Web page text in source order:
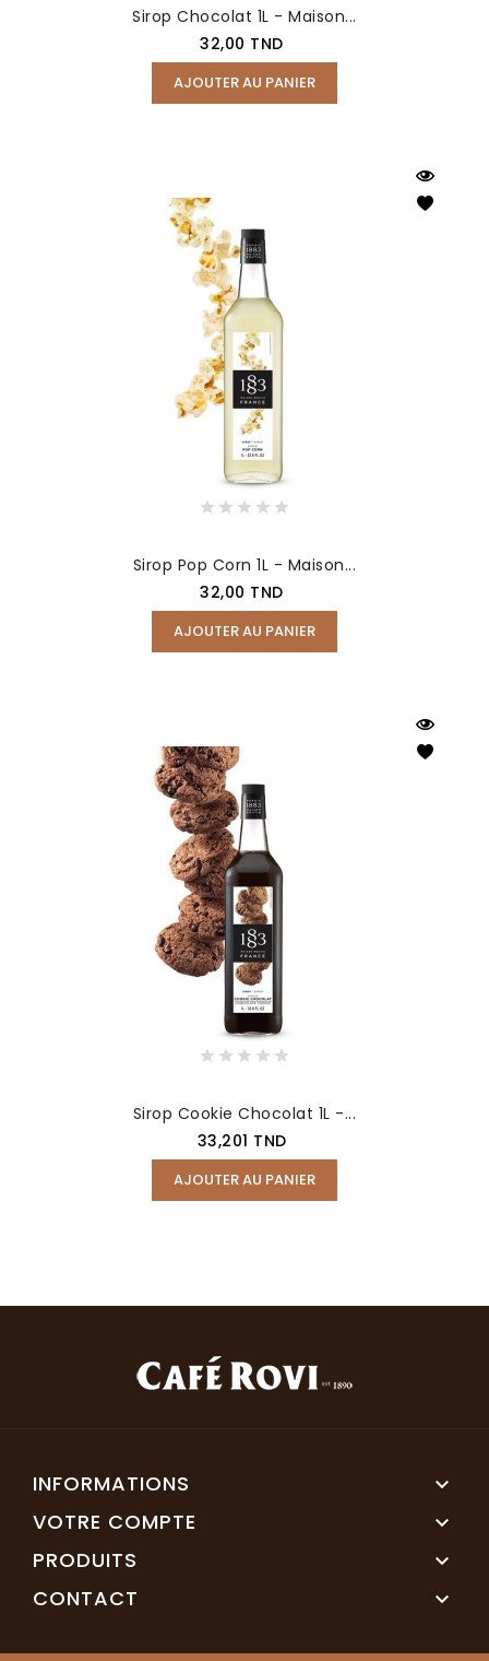
Sirop Chocolat 1L - Maison...
Prix
32,00 TND
AJOUTER AU PANIER
Sirop Pop Corn 1L - Maison...
Prix
32,00 TND
AJOUTER AU PANIER
Sirop Cookie Chocolat 1L -...
Prix
33,201 TND
AJOUTER AU PANIER
INFORMATIONS 
VOTRE COMPTE 
PRODUITS 
CONTACT 